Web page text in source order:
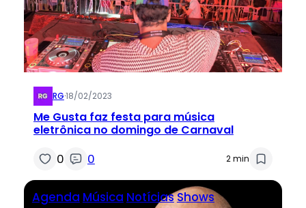
RG·18/02/2023
Me Gusta faz festa para música
eletrônica no domingo de Carnaval
0 0 2 min
Agenda Música NotíciasShows